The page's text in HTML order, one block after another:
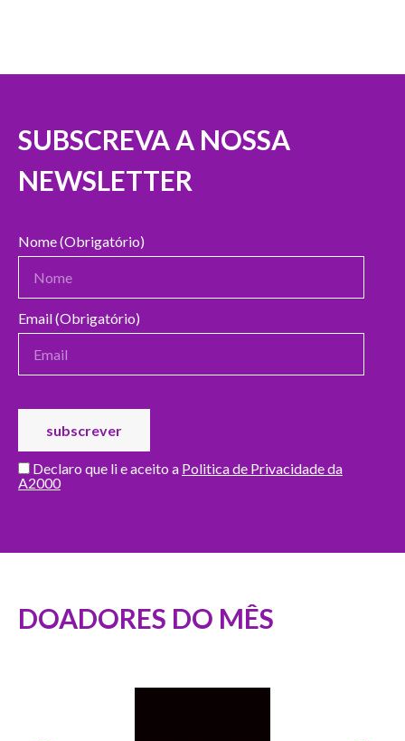
SUBSCREVA A NOSSA
NEWSLETTER
Nome (Obrigatório)
Email (Obrigatório)
Declaro que li e aceito a Politica de Privacidade da
A2000
DOADORES DO MÊS